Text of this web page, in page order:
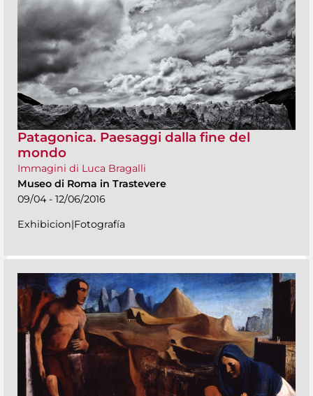
Patagonica. Paesaggi dalla fine del
mondo
Immagini di Luca Bragalli
Museo di Roma in Trastevere
09/04 - 12/06/2016
Exhibicion|Fotografía